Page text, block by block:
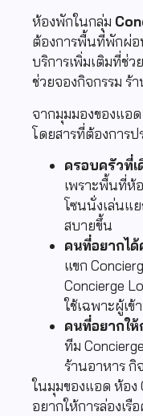
ห้องพักในกลุ่ม
ต้องการพื้นที่พักผ่อ
บริการเพิ่มเติมที่ช่ว
ช่วยจองกิจกรรม ร้
จากมุมมองของแอ
โดยสารที่ต้องการ
ครอบครัวที่
เพราะพื้นที่ห้
โซนนั่งเล่นแ
สบายขึ้น
คนที่อยากไ
แขก
Concierge
ใช้เฉพาะผู้เ
คนที่อยากใ
ทีม
ร้านอาหาร กิ
ในมุมของแอด ห้อง
อยากให้การล่องเรื